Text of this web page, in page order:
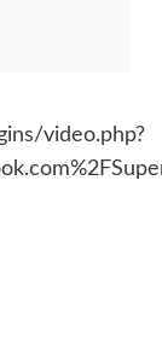
video.php?